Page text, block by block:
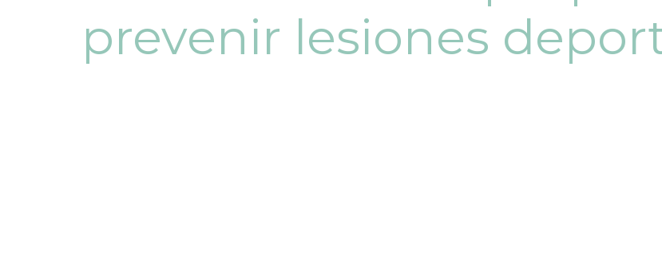
prevenir lesiones